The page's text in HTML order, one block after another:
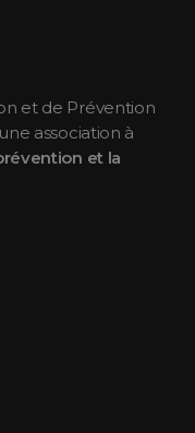
et de Prévention
association à
et la